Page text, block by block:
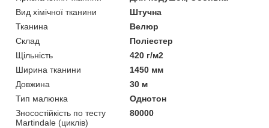
Вид хімічної тканини
Штучна
Тканина
Велюр
Склад
Поліестер
Щільність
420 г/м2
Ширина тканини
1450 мм
Довжина
30 м
Тип малюнка
Однотон
Зносостійкість по тесту
Martindale (циклів)
80000